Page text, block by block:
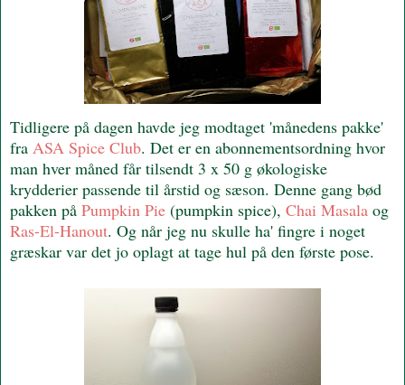
Tidligere på dagen havde jeg modtaget 'månedens pakke'
fra ASA Spice Club. Det er en abonnementsordning hvor
man hver måned får tilsendt 3 x 50 g økologiske
krydderier passende til årstid og sæson. Denne gang bød
pakken på Pumpkin Pie (pumpkin spice), Chai Masala og
Ras-El-Hanout. Og når jeg nu skulle ha' fingre i noget
græskar var det jo oplagt at tage hul på den første pose.